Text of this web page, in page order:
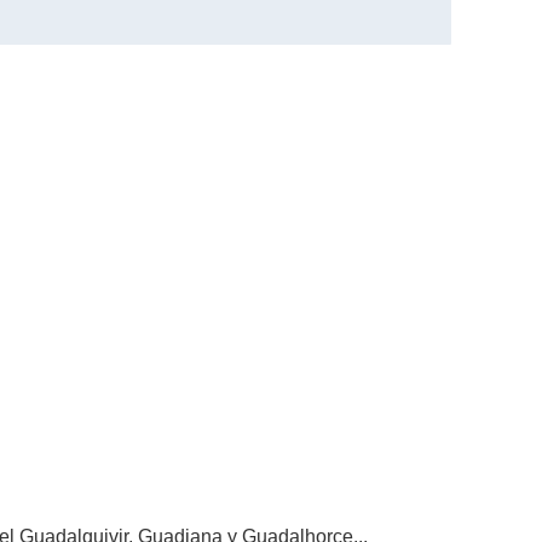
Guadalquivir, Guadiana y Guadalhorce...